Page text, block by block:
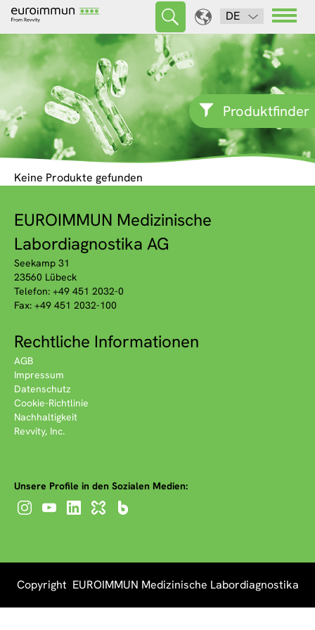
DE
Produktfinder
Keine Produkte gefunden
EUROIMMUN Medizinische
Labordiagnostika AG
Seekamp 31
23560 Lübeck
Telefon: +49 451 2032-0
Fax: +49 451 2032-100
Rechtliche Informationen
AGB
Impressum
Datenschutz
Cookie-Richtlinie
Nachhaltigkeit
Revvity, Inc.
Unsere Profile in den Sozialen Medien:
Copyright EUROIMMUN Medizinische Labordiagnostika